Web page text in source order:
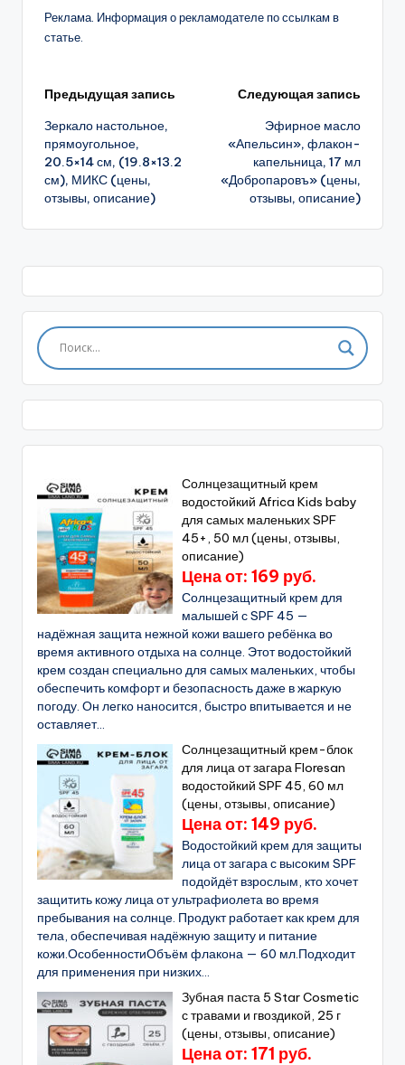
Реклама. Информация о рекламодателе по ссылкам в
статье.
Навигация
записи
Предыдущая запись
Зеркало настольное,
прямоугольное,
20.5×14 см, (19.8×13.2
см), МИКС (цены,
отзывы, описание)
Следующая запись
Эфирное масло
«Апельсин», флакон-
капельница, 17 мл
«Добропаровъ» (цены,
отзывы, описание)
Солнцезащитный крем
водостойкий Africa Kids baby
для самых маленьких SPF
45+, 50 мл (цены, отзывы,
описание)
Цена от: 169 руб.
Солнцезащитный крем для
малышей с SPF 45 —
надёжная защита нежной кожи вашего ребёнка во
время активного отдыха на солнце. Этот водостойкий
крем создан специально для самых маленьких, чтобы
обеспечить комфорт и безопасность даже в жаркую
погоду. Он легко наносится, быстро впитывается и не
оставляет...
Солнцезащитный крем-блок
для лица от загара Floresan
водостойкий SPF 45, 60 мл
(цены, отзывы, описание)
Цена от: 149 руб.
Водостойкий крем для защиты
лица от загара с высоким SPF
подойдёт взрослым, кто хочет
защитить кожу лица от ультрафиолета во время
пребывания на солнце. Продукт работает как крем для
тела, обеспечивая надёжную защиту и питание
кожи.ОсобенностиОбъём флакона — 60 мл.Подходит
для применения при низких...
Зубная паста 5 Star Cosmetic
с травами и гвоздикой, 25 г
(цены, отзывы, описание)
Цена от: 171 руб.